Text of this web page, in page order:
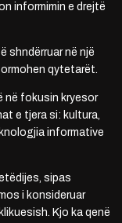
informimin e drejtë
shndërruar në një
qytetarët.
në fokusin kryesor
e tjera si: kultura,
informative
sipas
i konsideruar
Kjo ka qenë